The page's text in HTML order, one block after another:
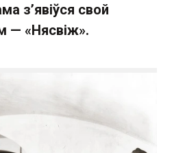
з’явіўся свой
— «Нясвіж».